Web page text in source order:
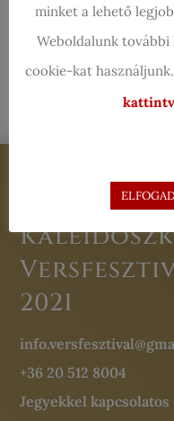
Jegyvásárlás
2021
+36 20 512 8004
Jegyekkel
minket a lehető
Weboldalunk további
cookie-kat